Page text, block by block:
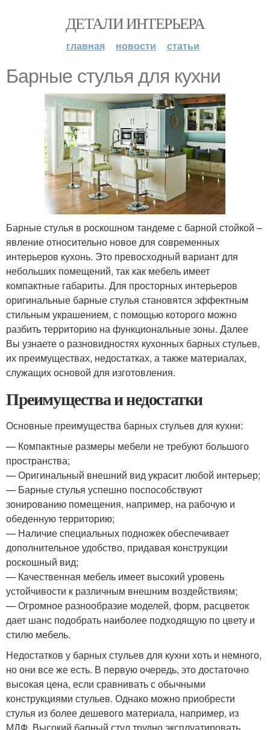
ДЕТАЛИ ИНТЕРЬЕРА
главная новости статьи
Барные стулья для кухни
Барные стулья в роскошном тандеме с барной стойкой –
явление относительно новое для современных
интерьеров кухонь. Это превосходный вариант для
небольших помещений, так как мебель имеет
компактные габариты. Для просторных интерьеров
оригинальные барные стулья становятся эффектным
стильным украшением, с помощью которого можно
разбить территорию на функциональные зоны. Далее
Вы узнаете о разновидностях кухонных барных стульев,
их преимуществах, недостатках, а также материалах,
служащих основой для изготовления.
Преимущества и недостатки
Основные преимущества барных стульев для кухни:
— Компактные размеры мебели не требуют большого
пространства;
— Оригинальный внешний вид украсит любой интерьер;
— Барные стулья успешно поспособствуют
зонированию помещения, например, на рабочую и
обеденную территорию;
— Наличие специальных подножек обеспечивает
дополнительное удобство, придавая конструкции
роскошный вид;
— Качественная мебель имеет высокий уровень
устойчивости к различным внешним воздействиям;
— Огромное разнообразие моделей, форм, расцветок
дает шанс подобрать наиболее подходящую по цвету и
стилю мебель.
Недостатков у барных стульев для кухни хоть и немного,
но они все же есть. В первую очередь, это достаточно
высокая цена, если сравнивать с обычными
конструкциями стульев. Однако можно приобрести
стулья из более дешевого материала, например, из
МДФ. Высокий барный стул трудно эксплуатировать